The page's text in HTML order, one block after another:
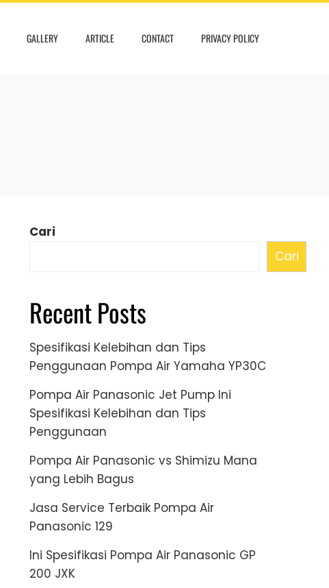
GALLERY ARTICLE CONTACT PRIVACY POLICY
Cari
Cari
Recent Posts
Spesifikasi Kelebihan dan Tips
Penggunaan Pompa Air Yamaha YP30C
Pompa Air Panasonic Jet Pump Ini
Spesifikasi Kelebihan dan Tips
Penggunaan
Pompa Air Panasonic vs Shimizu Mana
yang Lebih Bagus
Jasa Service Terbaik Pompa Air
Panasonic 129
Ini Spesifikasi Pompa Air Panasonic GP
200 JXK